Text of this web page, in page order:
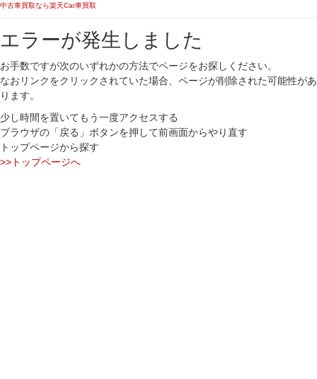
中古車買取なら楽天Car車買取
エラーが発生しました
お手数ですが次のいずれかの方法でページをお探しください。
なおリンクをクリックされていた場合、ページが削除された可能性があ
ります。
少し時間を置いてもう一度アクセスする
ブラウザの「戻る」ボタンを押して前画面からやり直す
トップページから探す
>>トップページへ